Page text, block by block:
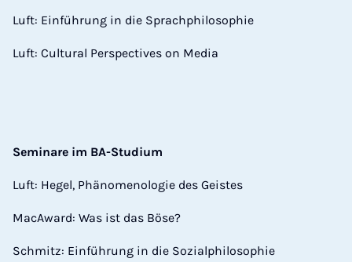
Luft: Einführung in die Sprachphilosophie
Luft: Cultural Perspectives on Media
Seminare im BA-Studium
Luft: Hegel, Phänomenologie des Geistes
MacAward: Was ist das Böse?
Schmitz: Einführung in die Sozialphilosophie